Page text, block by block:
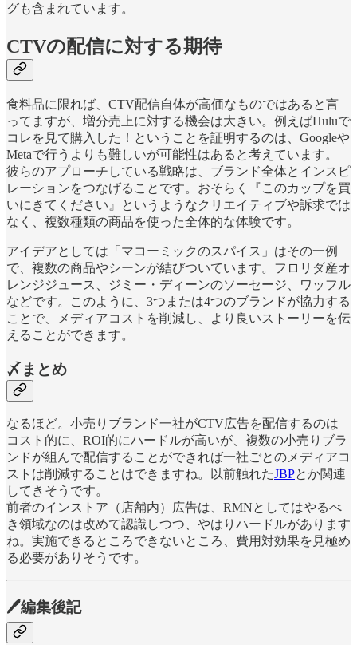
グも含まれています。
CTVの配信に対する期待
食料品に限れば、CTV配信自体が高価なものではあると言
ってますが、増分売上に対する機会は大きい。例えばHuluで
コレを見て購入した！ということを証明するのは、Googleや
Metaで行うよりも難しいが可能性はあると考えています。
彼らのアプローチしている戦略は、ブランド全体とインスピ
レーションをつなげることです。おそらく『このカップを買
いにきてください』というようなクリエイティブや訴求では
なく、複数種類の商品を使った全体的な体験です。
アイデアとしては「マコーミックのスパイス」はその一例
で、複数の商品やシーンが結びついています。フロリダ産オ
レンジジュース、ジミー・ディーンのソーセージ、ワッフル
などです。このように、3つまたは4つのブランドが協力する
ことで、メディアコストを削減し、より良いストーリーを伝
えることができます。
〆まとめ
なるほど。小売りブランド一社がCTV広告を配信するのは
コスト的に、ROI的にハードルが高いが、複数の小売りブラ
ンドが組んで配信することができれば一社ごとのメディアコ
ストは削減することはできますね。以前触れたJBPとか関連
してきそうです。
前者のインストア（店舗内）広告は、RMNとしてはやるべ
き領域なのは改めて認識しつつ、やはりハードルがあります
ね。実施できるところできないところ、費用対効果を見極め
る必要がありそうです。
🖊編集後記